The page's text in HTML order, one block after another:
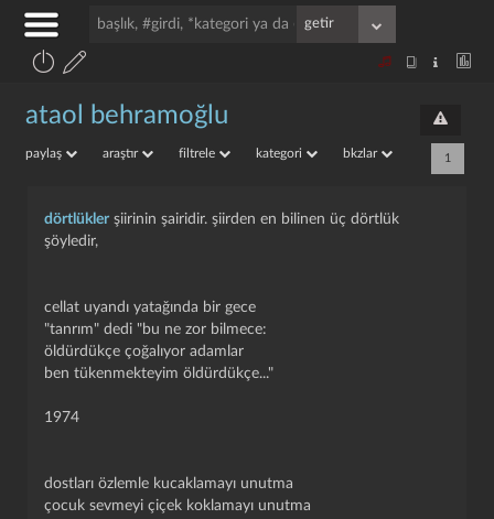
ataol behramoğlu
paylaş araştır filtrele kategori bkzlar 1
dörtlükler şiirinin şairidir. şiirden en bilinen üç dörtlük
şöyledir,
cellat uyandı yatağında bir gece
"tanrım" dedi "bu ne zor bilmece:
öldürdükçe çoğalıyor adamlar
ben tükenmekteyim öldürdükçe..."
1974
dostları özlemle kucaklamayı unutma
çocuk sevmeyi çiçek koklamayı unutma